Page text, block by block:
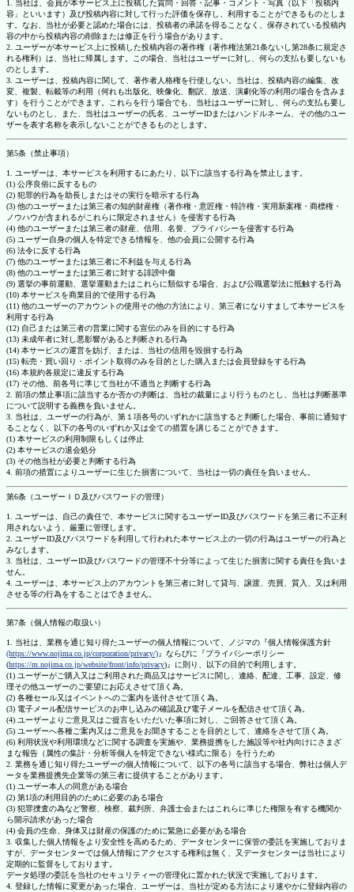
1. 当社は、会員が本サービス上に投稿した質問・回答・記事・コメント・写真（以下「投稿内
容」といいます）及び投稿内容に対して行った評価を保存し、利用することができるものとしま
す。なお、当社が必要と認めた場合には、投稿者の承諾を得ることなく、保存されている投稿内
容の中から投稿内容の削除または修正を行う場合があります。
2. ユーザーが本サービス上に投稿した投稿内容の著作権（著作権法第21条ないし第28条に規定さ
れる権利）は、当社に帰属します。この場合、当社はユーザーに対し、何らの支払も要しないも
のとします。
3. ユーザーは、投稿内容に関して、著作者人格権を行使しない。当社は、投稿内容の編集、改
変、複製、転載等の利用（何れも出版化、映像化、翻訳、放送、演劇化等の利用の場合を含みま
す）を行うことができます。これらを行う場合でも、当社はユーザーに対し、何らの支払も要し
ないものとし、また、当社はユーザーの氏名、ユーザーIDまたはハンドルネーム、その他のユー
ザーを表す名称を表示しないことができるものとします。
第5条（禁止事項）
1. ユーザーは、本サービスを利用するにあたり、以下に該当する行為を禁止します。
(1) 公序良俗に反するもの
(2) 犯罪的行為を助長しまたはその実行を暗示する行為
(3) 他のユーザーまたは第三者の知的財産権（著作権・意匠権・特許権・実用新案権・商標権・
ノウハウが含まれるがこれらに限定されません）を侵害する行為
(4) 他のユーザーまたは第三者の財産、信用、名誉、プライバシーを侵害する行為
(5) ユーザー自身の個人を特定できる情報を、他の会員に公開する行為
(6) 法令に反する行為
(7) 他のユーザーまたは第三者に不利益を与える行為
(8) 他のユーザーまたは第三者に対する誹謗中傷
(9) 選挙の事前運動、選挙運動またはこれらに類似する場合、および公職選挙法に抵触する行為
(10) 本サービスを商業目的で使用する行為
(11) 他のユーザーのアカウントの使用その他の方法により、第三者になりすまして本サービスを
利用する行為
(12) 自己または第三者の営業に関する宣伝のみを目的にする行為
(13) 未成年者に対し悪影響があると判断される行為
(14) 本サービスの運営を妨げ、または、当社の信用を毀損する行為
(15) 転売・買い回り・ポイント取得のみを目的とした購入または会員登録をする行為
(16) 本規約各規定に違反する行為
(17) その他、前各号に準じて当社が不適当と判断する行為
2. 前項の禁止事項に該当するか否かの判断は、当社の裁量により行うものとし、当社は判断基準
について説明する義務を負いません。
3. 当社は、ユーザーの行為が、第１項各号のいずれかに該当すると判断した場合、事前に通知す
ることなく、以下の各号のいずれか又は全ての措置を講じることができます。
(1) 本サービスの利用制限もしくは停止
(2) 本サービスの退会処分
(3) その他当社が必要と判断する行為
4. 前項の措置によりユーザーに生じた損害について、当社は一切の責任を負いません。
第6条（ユーザーＩＤ及びパスワードの管理）
1. ユーザーは、自己の責任で、本サービスに関するユーザーID及びパスワードを第三者に不正利
用されないよう、厳重に管理します。
2. ユーザーID及びパスワードを利用して行われた本サービス上の一切の行為はユーザーの行為と
みなします。
3. 当社は、ユーザーID及びパスワードの管理不十分等によって生じた損害に関する責任を負いま
せん。
4. ユーザーは、本サービス上のアカウントを第三者に対して貸与、譲渡、売買、質入、又は利用
させる等の行為をすることはできません。
第7条（個人情報の取扱い）
1. 当社は、業務を通じ知り得たユーザーの個人情報について、ノジマの『個人情報保護方針
(https://www.nojima.co.jp/corporation/privacy/)』ならびに『プライバシーポリシー
(https://m.nojima.co.jp/website/front/info/privacy)』に則り、以下の目的で利用します。
(1) ユーザーがご購入又はご利用された商品又はサービスに関し、連絡、配達、工事、設定、修
理その他ユーザーのご要望にお応えさせて頂く為。
(2) 各種セール又はイベントへのご案内を送付させて頂く為。
(3) 電子メール配信サービスのお申し込みの確認及び電子メールを配信させて頂く為。
(4) ユーザーよりご意見又はご提言をいただいた事項に対し、ご回答させて頂く為。
(5) ユーザーへ各種ご案内又はご意見をお聞きすることを目的として、連絡をさせて頂く為。
(6) 利用状況や利用環境などに関する調査を実施や、業務提携をした施設等や社内向けにさまざ
まな報告（属性の集計・分析等個人を特定できない様式に限る）を行うため
2. 業務を通じ知り得たユーザーの個人情報について、以下の各号に該当する場合、弊社は個人デ
ータを業務提携先企業等の第三者に提供することがあります。
(1) ユーザー本人の同意がある場合
(2) 第1項の利用目的のために必要のある場合
(3) 犯罪捜査の為など警察、検察、裁判所、弁護士会またはこれらに準じた権限を有する機関か
ら開示請求があった場合
(4) 会員の生命、身体又は財産の保護のために緊急に必要がある場合
3. 収集した個人情報をより安全性を高めるため、データセンターに保管の委託を実施しておりま
すが、データセンターでは個人情報にアクセスする権利は無く、又データセンターは当社により
定期的に監督をしております。
データ処理の委託を当社のセキュリティーの管理化に置かれた状況で実施しております。
4. 登録した情報に変更があった場合、ユーザーは、当社が定める方法により速やかに登録内容の